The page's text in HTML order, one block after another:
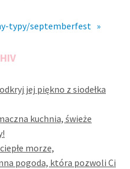
typy/septemberfest »
jej piękno z siodełka
kuchnia, świeże
morze,
pogoda, która pozwoli Ci